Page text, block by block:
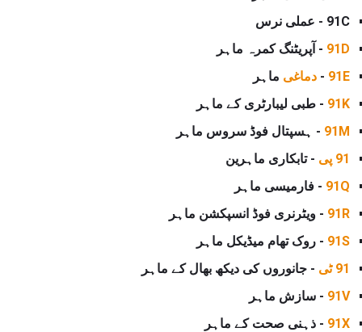
91C - عملی نرس
91D - آپریٹنگ کمرہ ماہر
91E
- دماغی ماہر
91K - طبی لیبارٹری کے ماہر
91M - ہسپتال فوڈ سروس ماہر
91 پی
- تابکاری ماہرین
91Q - فارمیسی ماہر
91R - ویٹرنری فوڈ انسپکشن ماہر
91S - روک تھام میڈیکل ماہر
91 ٹی
- جانوروں کی دیکھ بھال کے ماہر
91V - سازش ماہر
91X - ذہنی صحت کے ماہر